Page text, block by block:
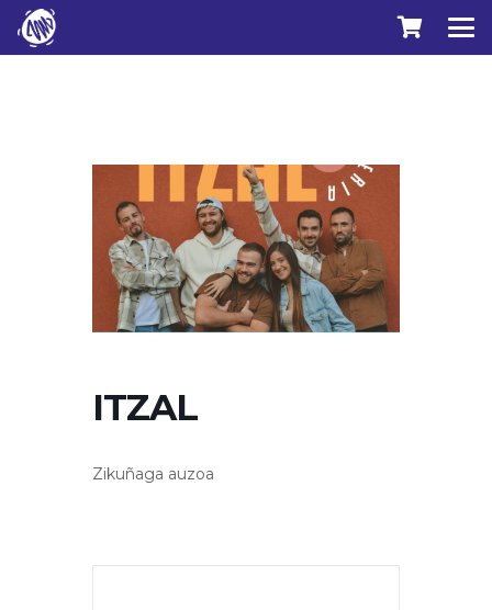
ITZAL
Zikuñaga auzoa